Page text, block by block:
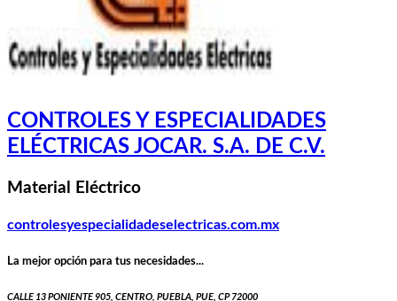
CONTROLES Y ESPECIALIDADES
ELÉCTRICAS JOCAR. S.A. DE C.V.
Material Eléctrico
controlesyespecialidadeselectricas.com.mx
La mejor opción para tus necesidades...
CALLE 13 PONIENTE 905, CENTRO, PUEBLA, PUE, CP 72000